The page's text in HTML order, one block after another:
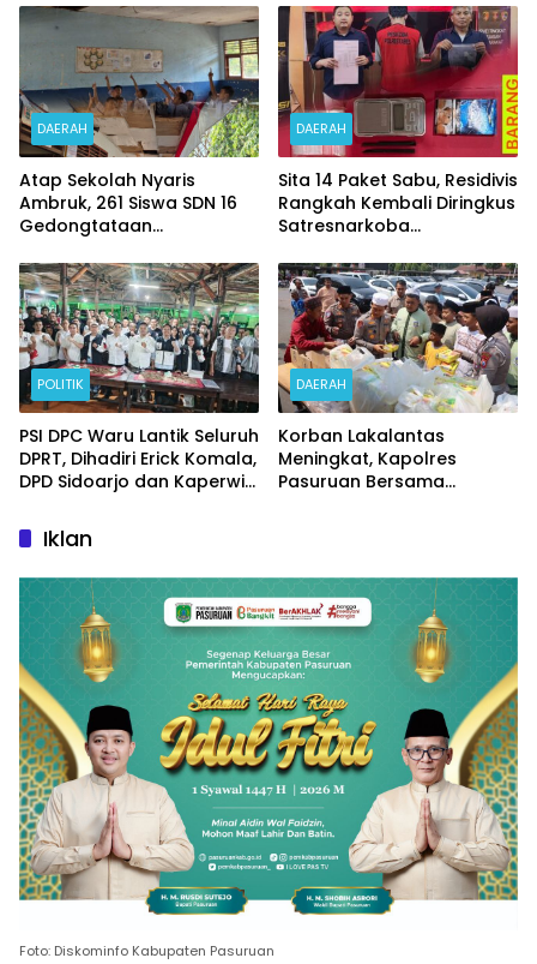
Meninggalnya Terduga
Pelaku Judi Online
Perjuangkan Anggaran
Perbaikan
DAERAH
Atap Sekolah Nyaris
Ambruk, 261 Siswa SDN 16
Gedongtataan
Demi Belajar
DAERAH
Sita 14 Paket Sabu, Residivis
Rangkah Kembali Diringkus
Satresnarkoba
POLITIK
PSI DPC Waru Lantik Seluruh
DPRT, Dihadiri Erick Komala,
DPD Sidoarjo dan Kaperwil
DAERAH
Korban Lakalantas
Meningkat, Kapolres
Pasuruan Bersama
Iklan
Foto: Diskominfo Kabupaten Pasuruan